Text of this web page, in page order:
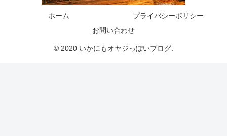
ホーム
プライバシーポリシー
お問い合わせ
© 2020 いかにもオヤジっぽいブログ.